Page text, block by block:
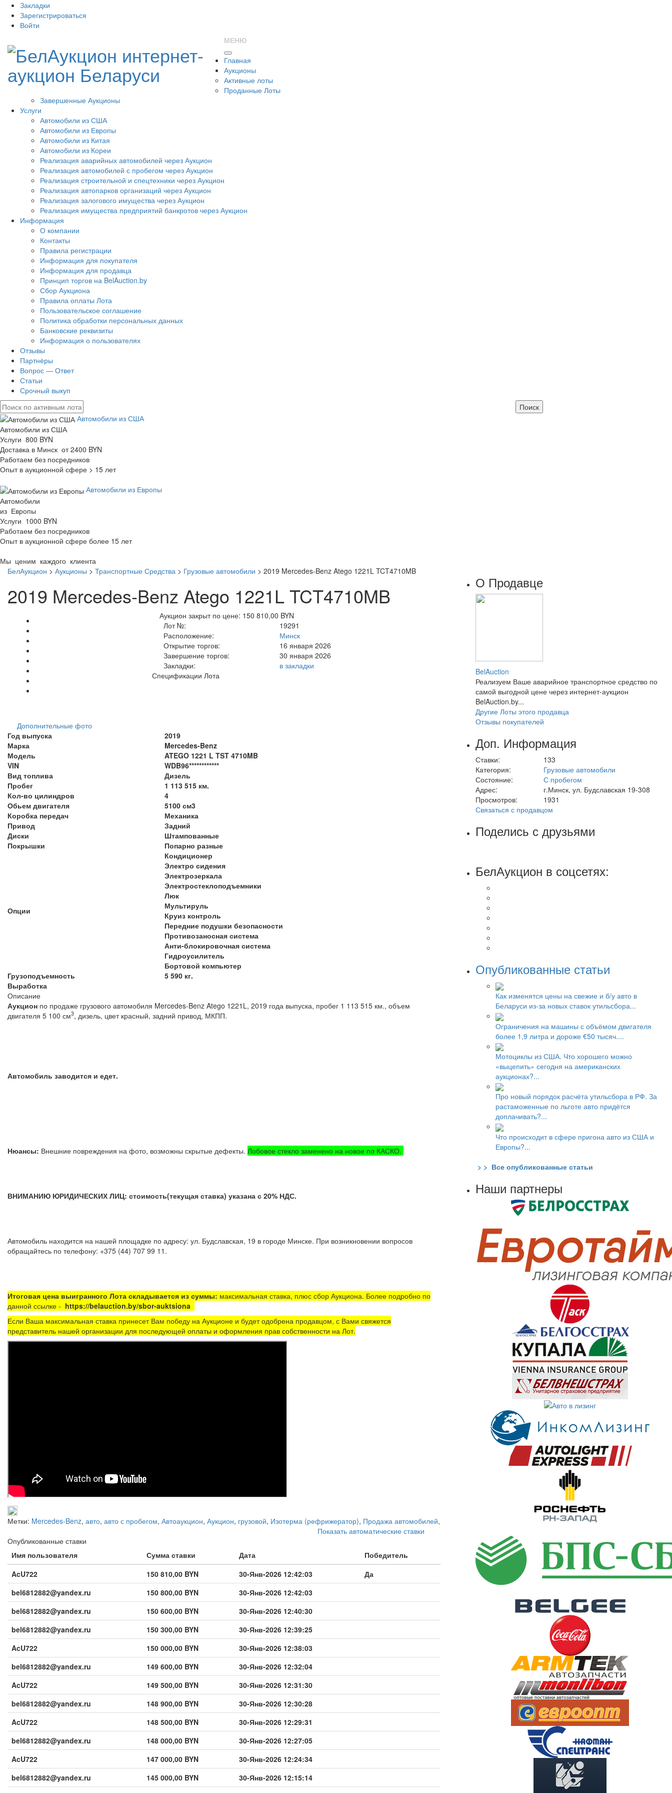
Закладки
Зарегистрироваться
Войти
МЕНЮ
Главная
Аукционы
Активные лоты
Проданные Лоты
Завершенные Аукционы
Услуги
Автомобили из США
Автомобили из Европы
Автомобили из Китая
Автомобили из Кореи
Реализация аварийных автомобилей через Аукцион
Реализация автомобилей с пробегом через Аукцион
Реализация строительной и спецтехники через Аукцион
Реализация автопарков организаций через Аукцион
Реализация залогового имущества через Аукцион
Реализация имущества предприятий банкротов через Аукцион
Информация
О компании
Контакты
Правила регистрации
Информация для покупателя
Информация для продавца
Принцип торгов на BelAuction.by
Сбор Аукциона
Правила оплаты Лота
Пользовательское соглашение
Политика обработки персональных данных
Банковские реквизиты
Информация о пользователях
Отзывы
Партнёры
Вопрос — Ответ
Статьи
Срочный выкуп
Автомобили из США
Автомобили из США
Услуги 800 BYN
Доставка в Минск от 2400 BYN
Работаем без посредников
Опыт в аукционной сфере > 15 лет
Автомобили из Европы
Автомобили
из Европы
Услуги 1000 BYN
Работаем без посредников
Опыт в аукционной сфере более 15 лет
Мы ценим каждого клиента
БелАукцион > Аукционы > Транспортные Средства > Грузовые автомобили > 2019 Mercedes-Benz Atego 1221L TCT4710MB
2019 Mercedes-Benz Atego 1221L TCT4710MB
Дополнительные фото
Аукцион закрыт по цене: 150 810,00 BYN
Лот №:
19291
Расположение:
Минск
Открытие торгов:
16 января 2026
Завершение торгов:
30 января 2026
Закладки:
в закладки
Спецификации Лота
Год выпуска
2019
Марка
Mercedes-Benz
Модель
ATEGO 1221 L TST 4710MB
VIN
WDB96************
Вид топлива
Дизель
Пробег
1 113 515 км.
Кол-во цилиндров
4
Обьем двигателя
5100 см3
Коробка передач
Механика
Привод
Задний
Диски
Штампованные
Покрышки
Попарно разные
Опции
Кондиционер
Электро сидения
Электрозеркала
Электростеклоподъемники
Люк
Мультируль
Круиз контроль
Передние подушки безопасности
Противозаносная система
Анти-блокировочная система
Гидроусилитель
Бортовой компьютер
Грузоподъемность
5 590 кг.
Выработка
Описание
Аукцион по продаже грузового автомобиля Mercedes-Benz Atego 1221L, 2019 года выпуска, пробег 1 113 515 км., объем
двигателя 5 100 см3, дизель, цвет красный, задний привод, МКПП.
Автомобиль заводится и едет.
Нюансы: Внешние повреждения на фото, возможны скрытые дефекты. Лобовое стекло заменено на новое по КАСКО.
ВНИМАНИЮ ЮРИДИЧЕСКИХ ЛИЦ: стоимость(текущая ставка) указана с 20% НДС.
Автомобиль находится на нашей площадке по адресу: ул. Будславская, 19 в городе Минске. При возникновении вопросов
обращайтесь по телефону: +375 (44) 707 99 11.
Итоговая цена выигранного Лота складывается из суммы: максимальная ставка, плюс сбор Аукциона. Более подробно по
данной ссылке - https://belauction.by/sbor-auktsiona
Если Ваша максимальная ставка принесет Вам победу на Аукционе и будет одобрена продавцом, с Вами свяжется
представитель нашей организации для последующей оплаты и оформления прав собственности на Лот.
Метки: Mercedes-Benz, авто, авто с пробегом, Автоаукцион, Аукцион, грузовой, Изотерма (рефрижератор), Продажа автомобилей,
Показать автоматические ставки
Опубликованные ставки
Имя пользователя
Сумма ставки Дата
Победитель
AcU722
150 810,00 BYN 30-Янв-2026 12:42:03
Да
bel6812882@yandex.ru
150 800,00 BYN
30-Янв-2026 12:42:03
bel6812882@yandex.ru
150 600,00 BYN
30-Янв-2026 12:40:30
bel6812882@yandex.ru
150 300,00 BYN
30-Янв-2026 12:39:25
AcU722
150 000,00 BYN
30-Янв-2026 12:38:03
bel6812882@yandex.ru
149 600,00 BYN
30-Янв-2026 12:32:04
AcU722
149 500,00 BYN
30-Янв-2026 12:31:30
bel6812882@yandex.ru
148 900,00 BYN
30-Янв-2026 12:30:28
AcU722
148 500,00 BYN
30-Янв-2026 12:29:31
bel6812882@yandex.ru
148 000,00 BYN
30-Янв-2026 12:27:05
AcU722
147 000,00 BYN
30-Янв-2026 12:24:34
bel6812882@yandex.ru
145 000,00 BYN
30-Янв-2026 12:15:14
О Продавце
BelAuction
Реализуем Ваше аварийное транспортное средство по
самой выгодной цене через интернет-аукцион
BelAuction.by...
Другие Лоты этого продавца
Отзывы покупателей
Доп. Информация
Ставки:
133
Категория:
Грузовые автомобили
Состояние:
С пробегом
Адрес:
г.Минск, ул. Будславская 19-308
Просмотров:
1931
Связаться с продавцом
Поделись с друзьями
БелАукцион в соцсетях:
Опубликованные статьи
Как изменятся цены на свежие и б/у авто в
Беларуси из-за новых ставок утильсбора...
Ограничения на машины с объёмом двигателя
более 1,9 литра и дороже €50 тысяч....
Мотоциклы из США. Что хорошего можно
«выцепить» сегодня на американских
аукционах?...
Про новый порядок расчёта утильсбора в РФ. За
растаможенные по льготе авто придётся
доплачивать?...
Что происходит в сфере пригона авто из США и
Европы?...
> > Все опубликованные статьи
Наши партнеры